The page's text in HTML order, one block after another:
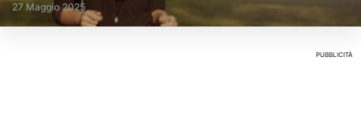
27 Maggio 2025
PUBBLICITÀ